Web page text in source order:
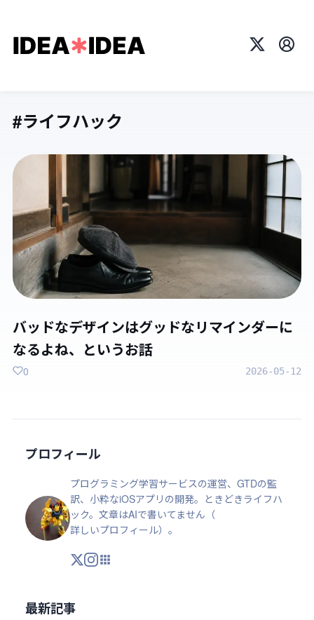
X プロ
#ライフハック
バッドなデザインはグッドなリマインダーに
なるよね、というお話
2026-05-12
0
プロフィール
プログラミング学習サービスの運営、GTDの監
訳、小粋なiOSアプリの開発。ときどきライフハ
ック。文章はAIで書いてません（
詳しいプロフィール）。
X Instagram
アプリ・ツール
最新記事